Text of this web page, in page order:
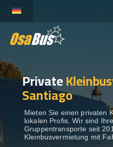
content
BUSVERMIETUNG
REISEZIELE
FLOTTE
Private
Santiago
Mieten Sie einen privaten
lokalen Profis. Wir sind
Gruppentransporte seit
Kleinbusvermietung mit